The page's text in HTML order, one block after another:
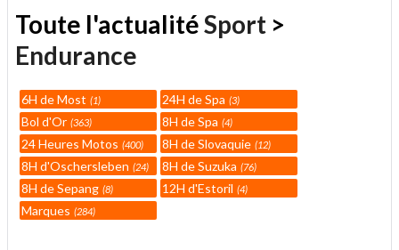
Toute l'actualitéSport >
Endurance
6H de Most 1 24H de Spa 3
Bol d'Or 363 8H de Spa 4
24 Heures Motos 400 8H de Slovaquie 12
8H d'Oschersleben 24 8H de Suzuka 76
8H de Sepang 8 12H d'Estoril 4
Marques 284